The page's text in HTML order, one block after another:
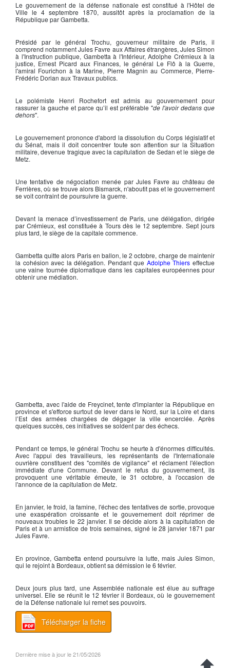
Le gouvernement de la défense nationale est constitué à l'Hôtel de
Ville le 4 septembre 1870, aussitôt après la proclamation de la
République parGambetta.
Présidé par legénéral Trochu, gouverneur militaire de Paris, il
comprend notammentJules Favre aux Affaires étrangères, Jules Simon
à l'Instruction publique, Gambetta à l'Intérieur,Adolphe Crémieuxà la
justice, Ernest Picard aux Finances, le général Le Flô à la Guerre,
l'amiral Fourichon à la Marine, Pierre Magnin au Commerce, Pierre-
Frédéric Dorian aux Travaux publics.
Le polémiste Henri Rochefortest admis au gouvernement pour
rassurer la gauche et parce qu’il est préférable "de l'avoir dedans que
dehors".
Le gouvernement prononce d'abord la dissolution du Corps législatif et
du Sénat, mais il doit concentrer toute son attention sur la Situation
militaire, devenue tragique avec la capitulation de Sedan et le siège de
Metz.
Une tentative de négociation menée par Jules Favre au château de
Ferrières, où se trouve alors Bismarck, n'aboutit pas et le gouvernement
se voit contraint de poursuivre la guerre.
Devant la menace d’investissement de Paris, une délégation, dirigée
parCrémieux, est constituée à Tours dès le 12 septembre. Sept jours
plus tard, le siège de la capitale commence.
Gambetta quitte alors Paris en ballon, le 2 octobre, charge de maintenir
la cohésion avec la délégation. Pendant que Adolphe Thiers effectue
une vaine tournée diplomatique dans les capitales européennes pour
obtenir une médiation.
Gambetta, avec l'aide de Freycinet, tente d'implanter la République en
province et s'efforce surtout de lever dans le Nord, sur la Loire et dans
l’Est des armées chargées de dégager la ville encerclée. Après
quelques succès, ces initiatives se soldent par des échecs.
Pendant ce temps, legénéral Trochu se heurte à d'énormes difficultés.
Avec l'appui des travailleurs, les représentants de l'Internationale
ouvrière constituent des "comités de vigilance" et réclament l'élection
immédiate d'une Commune. Devant le refus du gouvernement, ils
provoquent une véritable émeute, le 31 octobre, à l'occasion de
l'annonce de la capitulation de Metz.
En janvier, le froid, la famine, l'échec des tentatives de sortie, provoque
une exaspération croissante et le gouvernement doit réprimer de
nouveaux troubles le 22 janvier. Il se décide alors à la capitulation de
Paris et à unarmistice de trois semaines, signé le 28 janvier 1871 par
Jules Favre.
En province, Gambetta entend poursuivre la lutte, mais Jules Simon,
qui le rejoint à Bordeaux, obtient sa démission le 6 février.
Deux jours plus tard, une Assemblée nationale est élue au suffrage
universel. Elle se réunit le 12 février il Bordeaux, où le gouvernement
de la Défense nationale lui remet ses pouvoirs.
Télécharger la fiche
Dernière mise à jour le 21/05/2026